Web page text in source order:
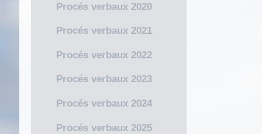
Procés verbaux 2020
Procés verbaux 2021
Procés verbaux 2022
Procés verbaux 2023
Procés verbaux 2024
Procés verbaux 2025